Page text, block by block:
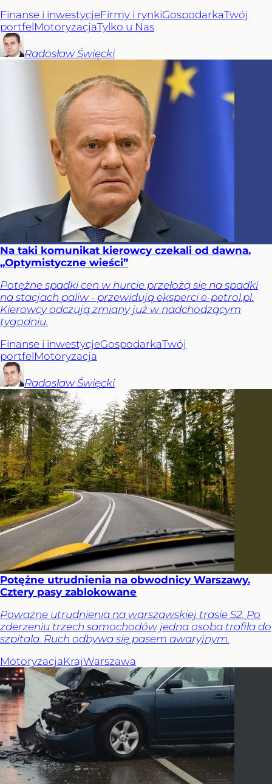
Finanse i inwestycjeFirmy i rynkiGospodarkaTwój
portfelMotoryzacjaTylko u Nas
Radosław Święcki
Na taki komunikat kierowcy czekali od dawna.
„Optymistyczne wieści”
Potężne spadki cen w hurcie przełożą się na spadki
na stacjach paliw - przewidują eksperci e-petrol.pl.
Kierowcy odczują zmiany już w nadchodzącym
tygodniu.
Finanse i inwestycjeGospodarkaTwój
portfelMotoryzacja
Radosław Święcki
Potężne utrudnienia na obwodnicy Warszawy.
Cztery pasy zablokowane
Poważne utrudnienia na warszawskiej trasie S2. Po
zderzeniu trzech samochodów jedna osoba trafiła do
szpitala. Ruch odbywa się pasem awaryjnym.
MotoryzacjaKrajWarszawa